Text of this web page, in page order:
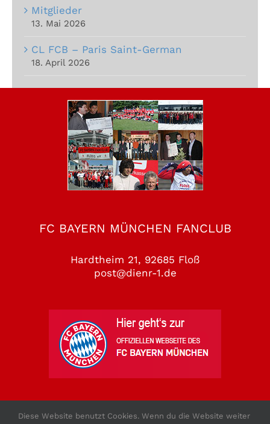
Mitglieder
13. Mai 2026
CL FCB – Paris Saint-German
18. April 2026
FC BAYERN MÜNCHEN FANCLUB
Hardtheim 21, 92685 Floß
post@dienr-1.de
Diese Website benutzt Cookies. Wenn du die Website weiter